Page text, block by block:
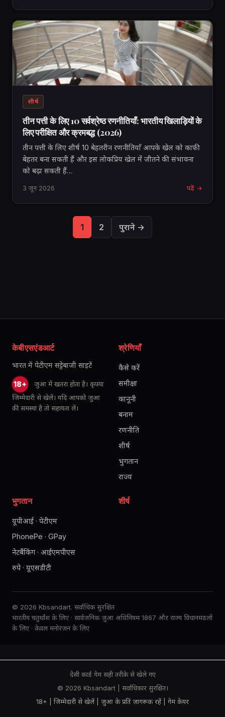
शीर्ष
तीन पत्ती के लिए 10 सर्वश्रेष्ठ रणनीतियाँ: भारतीय खिलाड़ियों के
लिए परीक्षित और क्रमबद्ध (2026)
तीन पत्ती के लिए शीर्ष 10 बेहतरीन रणनीतियाँ आपके खेल को काफी
बेहतर बना सकती हैं और इस लोकप्रिय खेल में जीतने की संभावना
को बढ़ा सकती हैं…
3 जून 2026 पढ़ें →
पोस्ट
पृष्ठ
1 2 पुराने →
केबीएसएंडआर्ट
भारत में पेटीएम सट्टेबाजी साइटें
18+
जुआ में खतरा होता है। कृपया
जिम्मेदारी से खेलें। यदि आपको जुआ
की समस्या है तो सहायता लें।
श्रेणियाँ
कैसे करें
समीक्षा
कानूनी
बनाम
रणनीति
शीर्ष
भुगतान
राज्य
भुगतान
यूपीआई · पेटीएम
PhonePe · GPay
नेटबैंकिंग · आईएमपीएस
रुपे · यूएसडीटी
शीर्ष
© 2026 Kbsandart. सर्वाधिक सुरक्षित
भारतीय चतुर्थांश के लिए · सार्वजनिक जुआ अधिनियम 1867 और राज्य विधानमंडलों
के लिए · केवल मनोरंजन के लिए
देसी कार्ड गेम सही तरीके से खेले गए
© 2026 Kbsandart | सर्वाधिकार सुरक्षित।
18+ | जिम्मेदारी से खेलें | जुआ के प्रति जागरूक रहें| गेम केयर